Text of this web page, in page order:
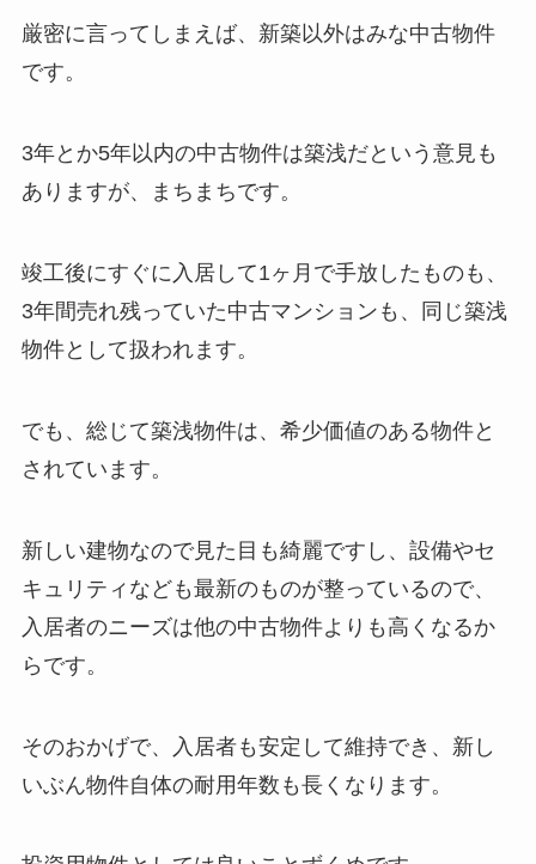
厳密に言ってしまえば、新築以外はみな中古物件
です。
3年とか5年以内の中古物件は築浅だという意見も
ありますが、まちまちです。
竣工後にすぐに入居して1ヶ月で手放したものも、
3年間売れ残っていた中古マンションも、同じ築浅
物件として扱われます。
でも、総じて築浅物件は、希少価値のある物件と
されています。
新しい建物なので見た目も綺麗ですし、設備やセ
キュリティなども最新のものが整っているので、
入居者のニーズは他の中古物件よりも高くなるか
らです。
そのおかげで、入居者も安定して維持でき、新し
いぶん物件自体の耐用年数も長くなります。